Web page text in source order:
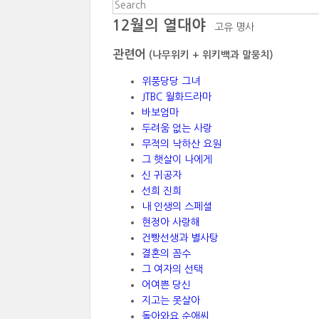
12월의 열대야 고유 명사
관련어 (나무위키 + 위키백과 말뭉치)
위풍당당 그녀
JTBC 월화드라마
바보엄마
두려움 없는 사랑
무적의 낙하산 요원
그 햇살이 나에게
신 귀공자
선희 진희
내 인생의 스페셜
현정아 사랑해
건빵선생과 별사탕
결혼의 꼼수
그 여자의 선택
어여쁜 당신
지고는 못살아
돌아와요 순애씨